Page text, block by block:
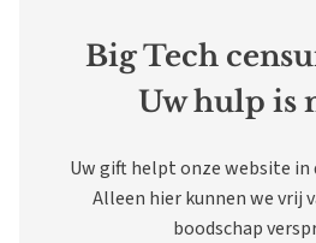
Big Tech
Uw hulp is
Uw gift helpt onze website in
Alleen hier kunnen we vrij
boodschap